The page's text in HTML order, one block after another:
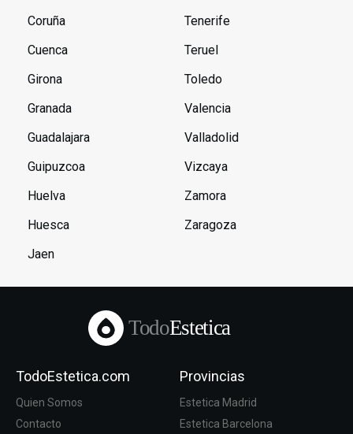
Coruña
Cuenca
Girona
Granada
Guadalajara
Guipuzcoa
Huelva
Huesca
Jaen
Tenerife
Teruel
Toledo
Valencia
Valladolid
Vizcaya
Zamora
Zaragoza
TodoEstetica
TodoEstetica.com
Quien Somos
Contacto
Provincias
Estetica Madrid
Estetica Barcelona